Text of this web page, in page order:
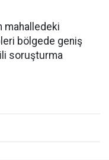
mahalledeki
bölgede geniş
soruşturma